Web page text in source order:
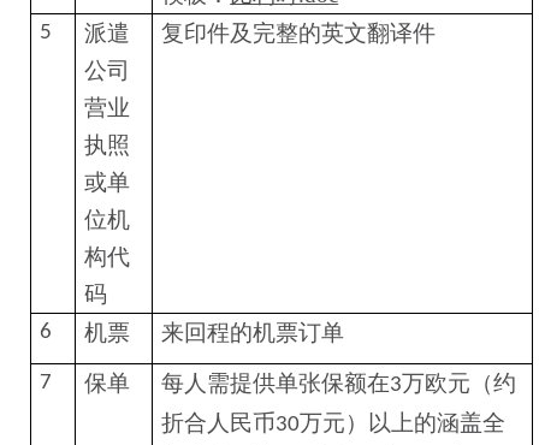
5
派遣
公司
营业
执照
或单
位机
构代
码
复印件及完整的英文翻译件
6 机票 来回程的机票订单
7 保单 每人需提供单张保额在3万欧元（约
折合人民币30万元）以上的涵盖全